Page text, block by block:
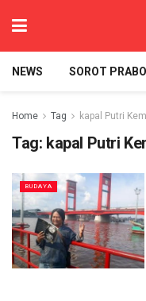
NEWS SOROT
Home Tag kapal Putri
Tag: kapal Putri
BUDAYA